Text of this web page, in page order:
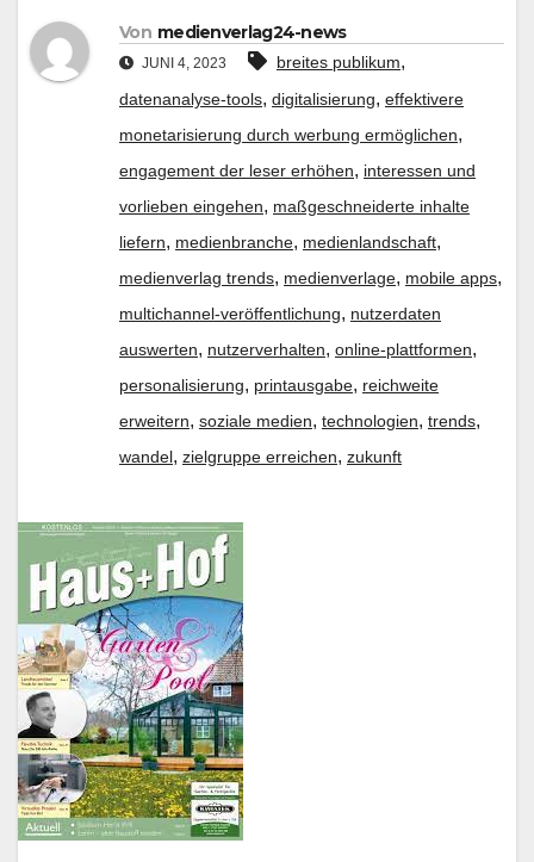
Von medienverlag24-news
JUNI 4, 2023 breites publikum,
datenanalyse-tools, digitalisierung, effektivere
monetarisierung durch werbung ermöglichen,
engagement der leser erhöhen, interessen und
vorlieben eingehen, maßgeschneiderte inhalte
liefern, medienbranche, medienlandschaft,
medienverlag trends, medienverlage, mobile apps,
multichannel-veröffentlichung, nutzerdaten
auswerten, nutzerverhalten, online-plattformen,
personalisierung, printausgabe, reichweite
erweitern, soziale medien, technologien, trends,
wandel, zielgruppe erreichen, zukunft